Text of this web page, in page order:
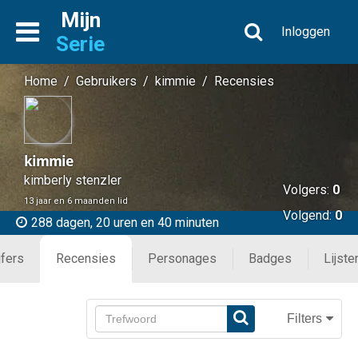
Mijn
Serie
Inloggen
Home / Gebruikers / kimmie / Recensies
kimmie
kimberly stenzler
13 jaar en 6 maanden lid
288 dagen, 20 uren en 40 minuten
Volgers: 0
Volgend:0
Recensies Personages Badges
Filters